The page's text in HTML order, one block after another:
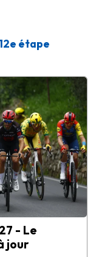
étape
- Le
jour